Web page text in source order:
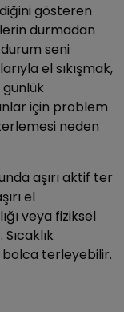
gösteren
durmadan
seni
el sıkışmak,
için problem
neden
aşırı aktif ter
el
veya fiziksel
bolca terleyebilir.